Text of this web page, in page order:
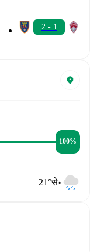
2 - 1
100%
21°से॰